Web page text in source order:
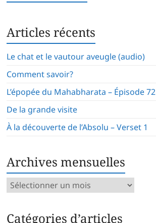
Articles récents
Le chat et le vautour aveugle (audio)
Comment savoir?
L’épopée du Mahabharata – Épisode 72
De la grande visite
À la découverte de l’Absolu – Verset 1
Archives mensuelles
Archives
Catégories d’articles